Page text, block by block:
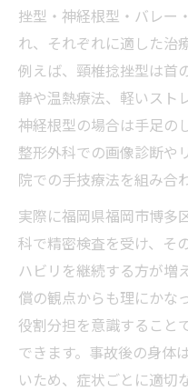
挫型・神経根型・バレー
れ、それぞれに適した治
例えば、頸椎捻挫型は首
静や温熱療法、軽いスト
神経根型の場合は手足の
整形外科での画像診断や
院での手技療法を組み合
実際に福岡県福岡市博多
科で精密検査を受け、そ
ハビリを継続する方が増
償の観点からも理にかな
役割分担を意識すること
できます。事故後の身体
いため、症状ごとに適切